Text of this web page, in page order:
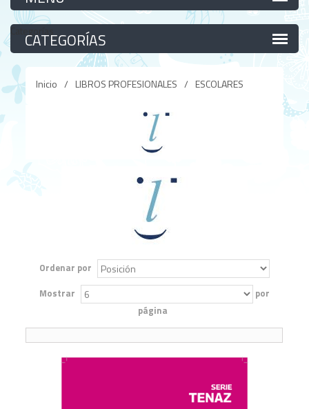
Categorías
Inicio / LIBROS PROFESIONALES / ESCOLARES
Ordenar por
Mostrar
por
página